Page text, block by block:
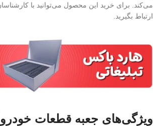
می‌کند. برای خرید این محصول می‌توانید با
ارتباط بگیرید.
ویژگی‌های جعبه قطعات خودرو